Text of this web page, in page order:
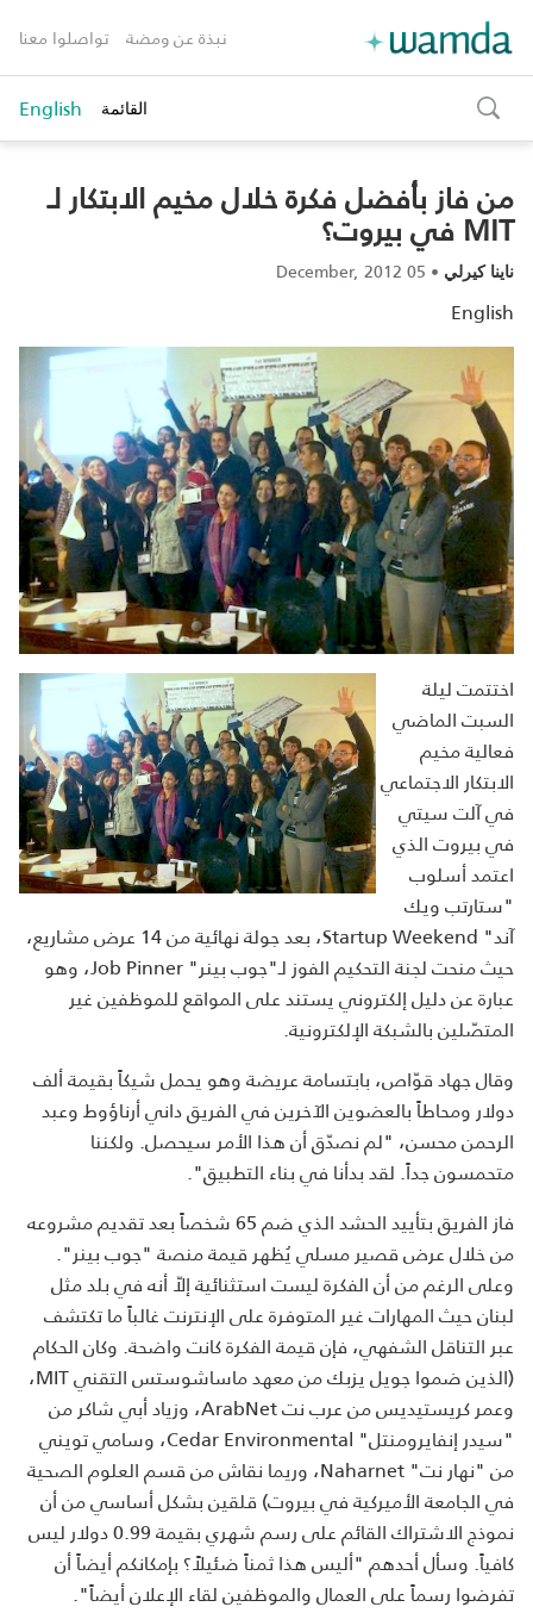
نبذة عن ومضة تواصلوا معنا
toggle
search
القائمة English
من فاز بأفضل فكرة خلال مخيم الابتكار لـ
MIT في بيروت؟
ناينا كيرلي •
05 December, 2012
English
اختتمت ليلة
السبت الماضي
فعالية مخيم
الابتكار الاجتماعي
في آلت سيتي
في بيروت الذي
اعتمد أسلوب
"ستارتب ويك
آند" Startup Weekend، بعد جولة نهائية من 14 عرض مشاريع،
حيث منحت لجنة التحكيم الفوز لـ"جوب بينر" Job Pinner، وهو
عبارة عن دليل إلكتروني يستند على المواقع للموظفين غير
المتصّلين بالشبكة الإلكترونية.
وقال جهاد قوّاص، بابتسامة عريضة وهو يحمل شيكاً بقيمة ألف
دولار ومحاطاً بالعضوين الآخرين في الفريق داني أرناؤوط وعبد
الرحمن محسن، "لم نصدّق أن هذا الأمر سيحصل. ولكننا
متحمسون جداً. لقد بدأنا في بناء التطبيق".
فاز الفريق بتأييد الحشد الذي ضم 65 شخصاً بعد تقديم مشروعه
من خلال عرض قصير مسلي يُظهر قيمة منصة "جوب بينر".
وعلى الرغم من أن الفكرة ليست استثنائية إلاّ أنه في بلد مثل
لبنان حيث المهارات غير المتوفرة على الإنترنت غالباً ما تكتشف
عبر التناقل الشفهي، فإن قيمة الفكرة كانت واضحة. وكان الحكام
(الذين ضموا جويل يزبك من معهد ماساشوستس التقني MIT،
وعمر كريستيديس من عرب نت ArabNet، وزياد أبي شاكر من
"سيدر إنفايرومنتل" Cedar Environmental، وسامي تويني
من "نهار نت" Naharnet، وريما نقاش من قسم العلوم الصحية
في الجامعة الأميركية في بيروت) قلقين بشكل أساسي من أن
نموذج الاشتراك القائم على رسم شهري بقيمة 0.99 دولار ليس
كافياً. وسأل أحدهم "أليس هذا ثمناً ضئيلاً؟ بإمكانكم أيضاً أن
تفرضوا رسماً على العمال والموظفين لقاء الإعلان أيضاً".